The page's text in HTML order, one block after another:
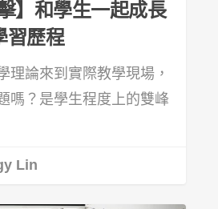
】和學生一起成長
習歷程
理論來到實際教學現場，
嗎？是學生程度上的雙峰
Lin